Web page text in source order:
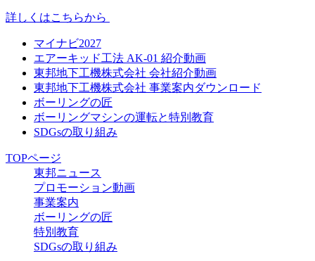
詳しくはこちらから
マイナビ2027
エアーキッド工法 AK-01 紹介動画
東邦地下工機株式会社 会社紹介動画
東邦地下工機株式会社 事業案内ダウンロード
ボーリングの匠
ボーリングマシンの運転と特別教育
SDGsの取り組み
TOPページ
東邦ニュース
プロモーション動画
事業案内
ボーリングの匠
特別教育
SDGsの取り組み